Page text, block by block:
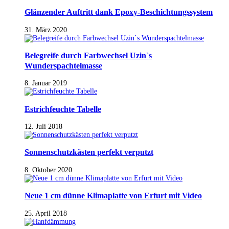
Glänzender Auftritt dank Epoxy-Beschichtungssystem
31. März 2020
Belegreife durch Farbwechsel Uzin`s
Wunderspachtelmasse
8. Januar 2019
Estrichfeuchte Tabelle
12. Juli 2018
Sonnenschutzkästen perfekt verputzt
8. Oktober 2020
Neue 1 cm dünne Klimaplatte von Erfurt mit Video
25. April 2018